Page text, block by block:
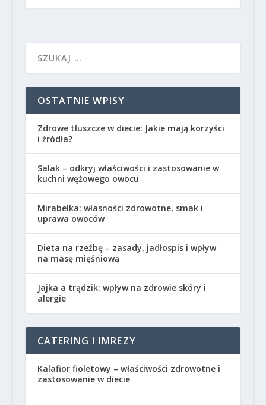
OSTATNIE WPISY
Zdrowe tłuszcze w diecie: Jakie mają korzyści
i źródła?
Salak – odkryj właściwości i zastosowanie w
kuchni wężowego owocu
Mirabelka: własności zdrowotne, smak i
uprawa owoców
Dieta na rzeźbę – zasady, jadłospis i wpływ
na masę mięśniową
Jajka a trądzik: wpływ na zdrowie skóry i
alergie
CATERING I IMREZY
Kalafior fioletowy – właściwości zdrowotne i
zastosowanie w diecie